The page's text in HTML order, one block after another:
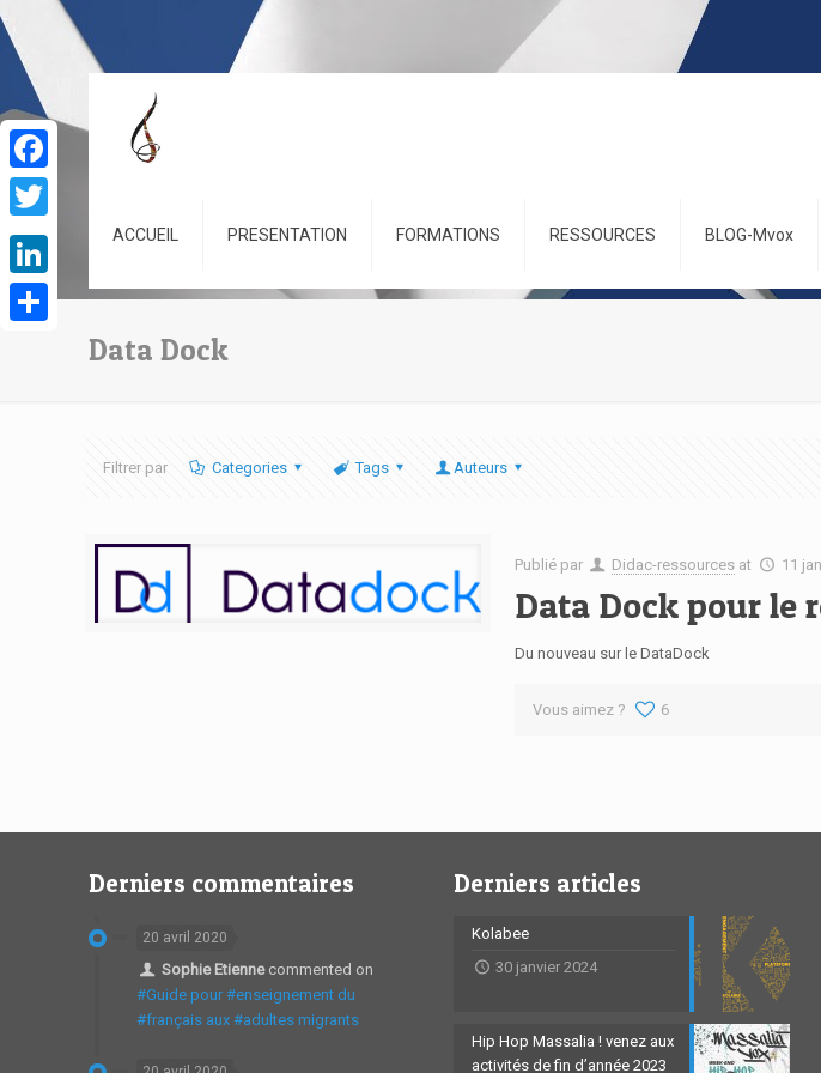
ACCUEIL PRESENTATION FORMATIONS RESSOURCES BLOG-Mvox
Data Dock
Filtrer par Categories Tags Auteurs
Publié par Didac-ressources at 11
Data Dock pour le
Du nouveau sur le DataDock
Vous aimez ? 6
Derniers commentaires
20 avril 2020
Sophie Etiennecommented on
#Guide pour #enseignement du
#français aux #adultes migrants
Derniers articles
Kolabee
30 janvier 2024
Hip Hop Massalia ! venez aux
activités de fin d’année 2023
Facebook
Twitter
LinkedIn